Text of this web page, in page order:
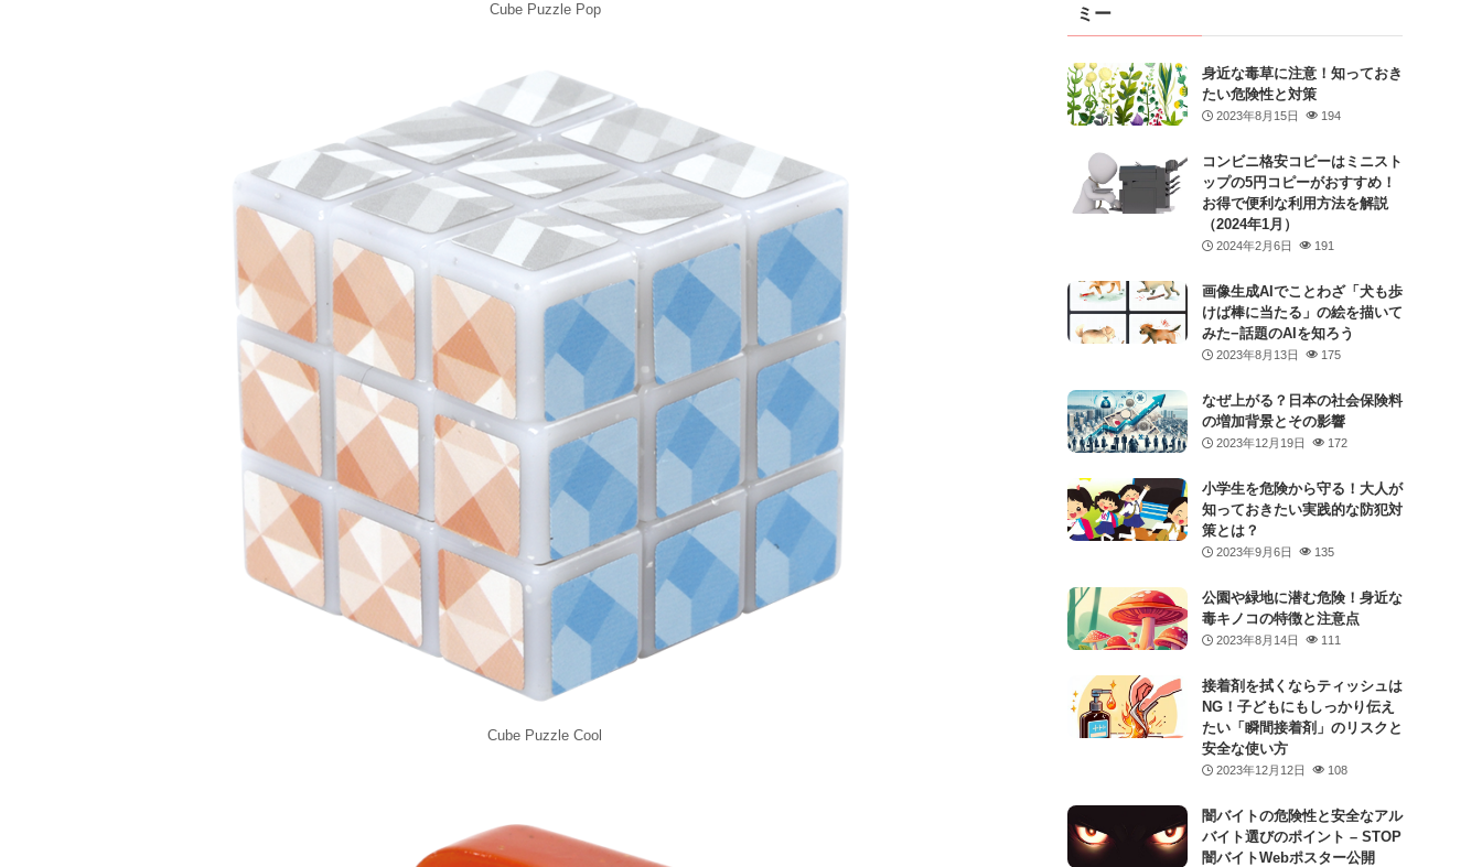
Cube Puzzle Pop
Cube Puzzle Cool
ミー
身近な毒草に注意！知っておき
たい危険性と対策
2023年8月15日 194
コンビニ格安コピーはミニスト
ップの5円コピーがおすすめ！
お得で便利な利用方法を解説
（2024年1月）
2024年2月6日 191
画像生成AIでことわざ「犬も歩
けば棒に当たる」の絵を描いて
みた−話題のAIを知ろう
2023年8月13日 175
なぜ上がる？日本の社会保険料
の増加背景とその影響
2023年12月19日 172
小学生を危険から守る！大人が
知っておきたい実践的な防犯対
策とは？
2023年9月6日 135
公園や緑地に潜む危険！身近な
毒キノコの特徴と注意点
2023年8月14日 111
接着剤を拭くならティッシュは
NG！子どもにもしっかり伝え
たい「瞬間接着剤」のリスクと
安全な使い方
2023年12月12日 108
闇バイトの危険性と安全なアル
バイト選びのポイント – STOP
闇バイトWebポスター公開